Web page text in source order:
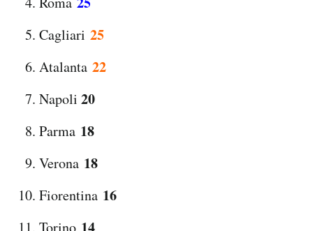
Cagliari 25
Atalanta 22
Napoli 20
Parma 18
Verona 18
Fiorentina 16